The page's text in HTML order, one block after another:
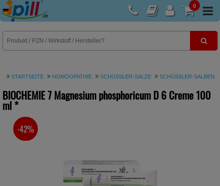
0
E-Rezept
STARTSEITE HOMÖOPATHIE SCHÜSSLER-SALZE SCHÜSSLER-SALBEN
BIOCHEMIE 7 Magnesium phosphoricum D 6 Creme100
ml*
SIE SPAREN
-42%